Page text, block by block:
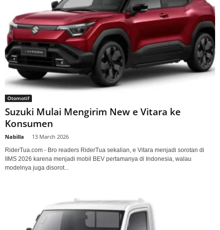
Otomotif
Suzuki Mulai Mengirim New e Vitara ke
Konsumen
Nabilla 13 March 2026
RiderTua.com - Bro readers RiderTua sekalian, e Vitara menjadi sorotan di
IIMS 2026 karena menjadi mobil BEV pertamanya di Indonesia, walau
modelnya juga disorot...